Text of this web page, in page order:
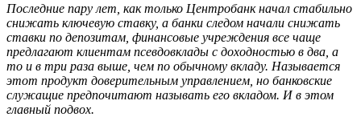
Последние пару лет, как только Центробанк начал стабильно
снижать ключевую ставку, а банки следом начали снижать
ставки по депозитам, финансовые учреждения все чаще
предлагают клиентам псевдовклады с доходностью в два, а
то и в три раза выше, чем по обычному вкладу. Называется
этот продукт доверительным управлением, но банковские
служащие предпочитают называть его вкладом. И в этом
главный подвох.